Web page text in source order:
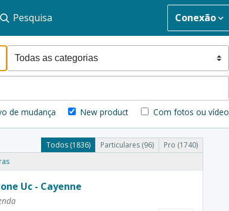
Pesquisa Conexão
de mudança New product Com fotos ou vídeo
Todos (1836) Particulares (96)
Pro (1740)
Uc - Cayenne